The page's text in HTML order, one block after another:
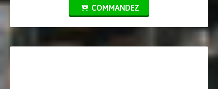
COMMANDEZ